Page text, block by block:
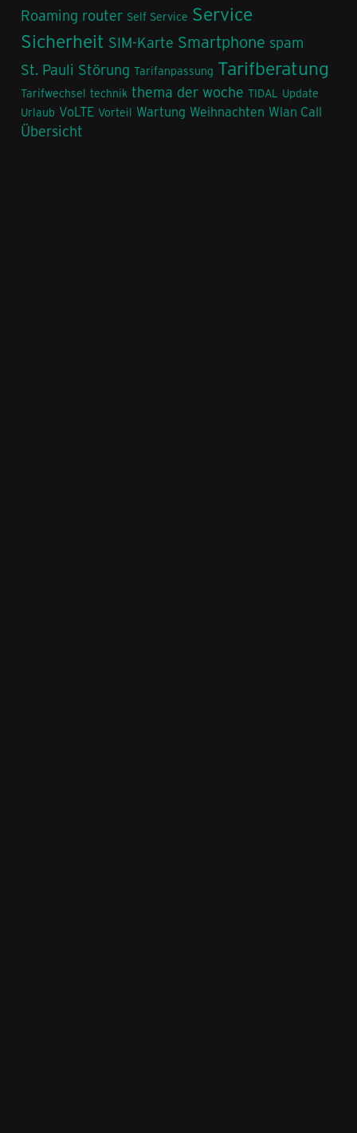
Roaming router Self Service Service
Sicherheit SIM-Karte Smartphone spam
St. Pauli Störung Tarifanpassung Tarifberatung
Tarifwechsel technik thema der woche TIDAL Update
Urlaub VoLTE Vorteil Wartung Weihnachten Wlan Call
Übersicht